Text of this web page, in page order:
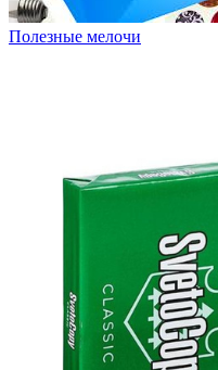
Полезные мелочи